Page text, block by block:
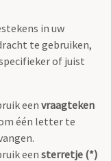
in uw
te gebruiken,
of juist
eenvraagteken
één letter te
eensterretje (*)